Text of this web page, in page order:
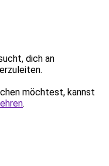
dich an
möchtest, kannst
.